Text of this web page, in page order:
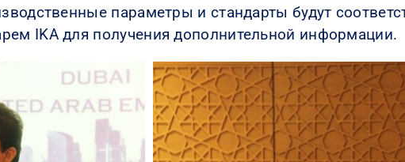
параметры и стандарты будут
IKA для получения дополнительной информации.